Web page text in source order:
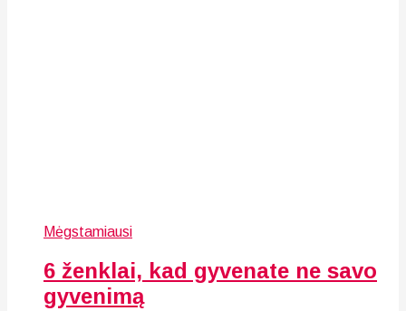
Mėgstamiausi
6 ženklai, kad gyvenate ne savo
gyvenimą